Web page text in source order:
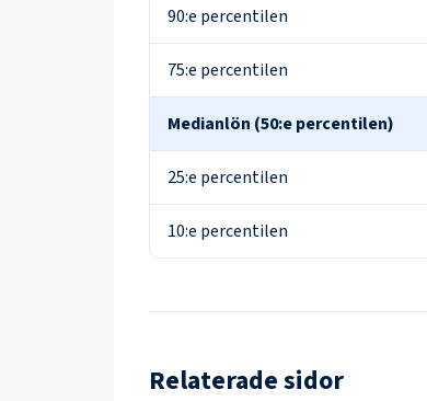
90:e percentilen
75:e percentilen
Medianlön (50:e percentilen)
25:e percentilen
10:e percentilen
Relaterade sidor